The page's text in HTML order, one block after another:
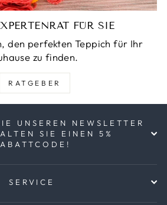
FÜR SIE
den perfekten Teppich für Ihr
zu finden.
RATGEBER
UNSEREN NEWSLETTER
SIE EINEN 5%
SERVICE